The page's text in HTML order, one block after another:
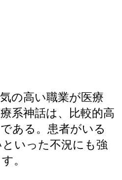
の高い職業が医療
系神話は、比較的高
ある。患者がいる
いった不況にも強
。